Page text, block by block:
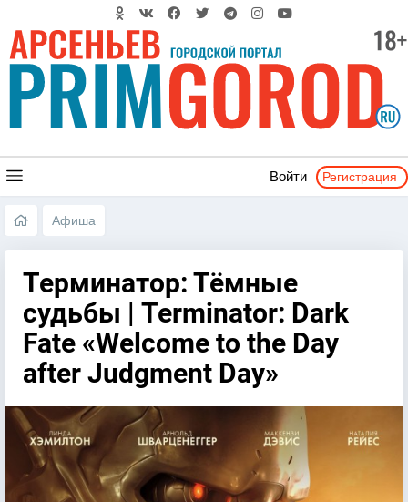
Войти Регистрация
Афиша
Терминатор: Тёмные
судьбы | Terminator: Dark
Fate «Welcome to the Day
after Judgment Day»